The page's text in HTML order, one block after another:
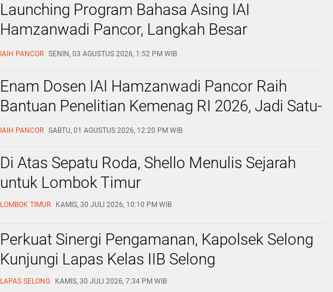
Launching Program Bahasa Asing IAI
Hamzanwadi Pancor, Langkah Besar
Menumbuhkan Generasi Pecinta Bahasa Arab
IAIH PANCOR SENIN, 03 AGUSTUS 2026, 1:52 PM WIB
Enam Dosen IAI Hamzanwadi Pancor Raih
Bantuan Penelitian Kemenag RI 2026, Jadi Satu-
satunya PTKIS NTB yang Lolos Secara
IAIH PANCOR SABTU, 01 AGUSTUS 2026, 12:20 PM WIB
Di Atas Sepatu Roda, Shello Menulis Sejarah
untuk Lombok Timur
LOMBOK TIMUR KAMIS, 30 JULI 2026, 10:10 PM WIB
Perkuat Sinergi Pengamanan, Kapolsek Selong
Kunjungi Lapas Kelas IIB Selong
LAPAS SELONG KAMIS, 30 JULI 2026, 7:34 PM WIB